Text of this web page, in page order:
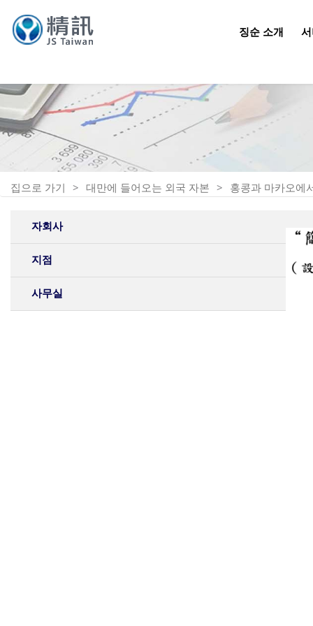
징순 소개
집으로 가기 대만에 들어오는 외국 자본 홍콩과 마카오에
자회사
지점
사무실